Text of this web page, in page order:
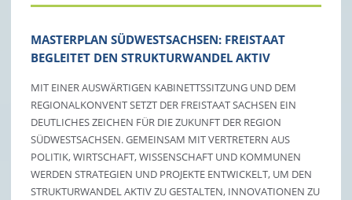
MASTERPLAN SÜDWESTSACHSEN: FREISTAAT
BEGLEITET DEN STRUKTURWANDEL AKTIV
MIT EINER AUSWÄRTIGEN KABINETTSSITZUNG UND DEM
REGIONALKONVENT SETZT DER FREISTAAT SACHSEN EIN
DEUTLICHES ZEICHEN FÜR DIE ZUKUNFT DER REGION
SÜDWESTSACHSEN. GEMEINSAM MIT VERTRETERN AUS
POLITIK, WIRTSCHAFT, WISSENSCHAFT UND KOMMUNEN
WERDEN STRATEGIEN UND PROJEKTE ENTWICKELT, UM DEN
STRUKTURWANDEL AKTIV ZU GESTALTEN, INNOVATIONEN ZU